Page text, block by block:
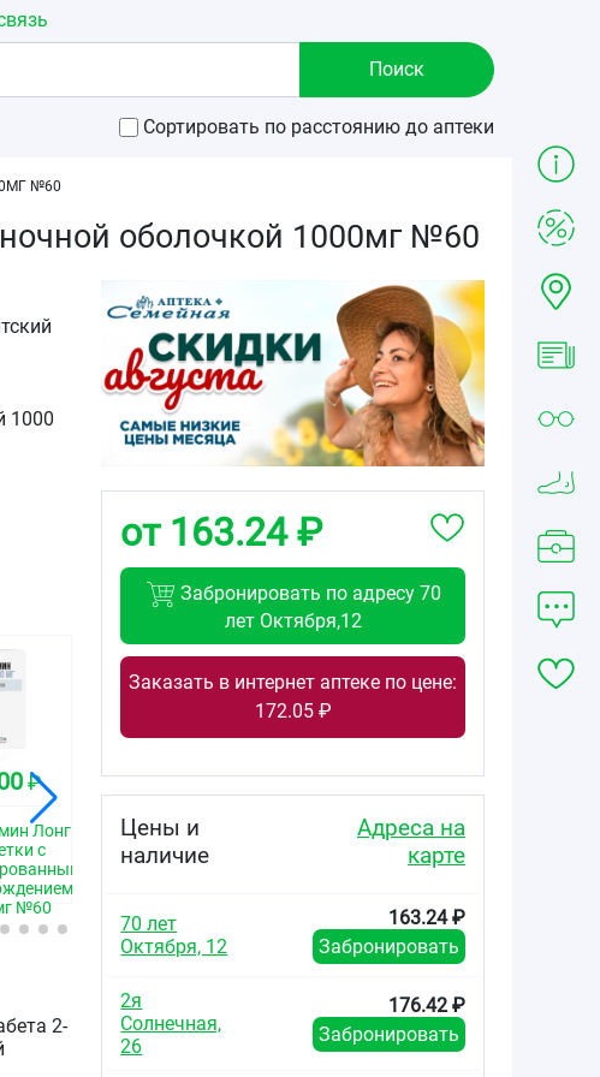
Сортировать по расстоянию до аптеки
№60
оболочкой 1000мг №60
1000
₽
Лонг
с
№60
от370.00₽
Метформин Лонг
таблетки с
пролонгированным
от166.43₽
Метформин
плёночной
оболочкой
1000мг №60
от
2-
от 163.24 ₽
Забронировать по адресу 70
лет Октября,12
Заказать в интернет аптеке по цене:
172.05 ₽
Цены и
наличие
Адреса на
карте
70 лет
Октября, 12
163.24 ₽
Забронировать
2я
Солнечная,
26
176.42 ₽
Забронировать